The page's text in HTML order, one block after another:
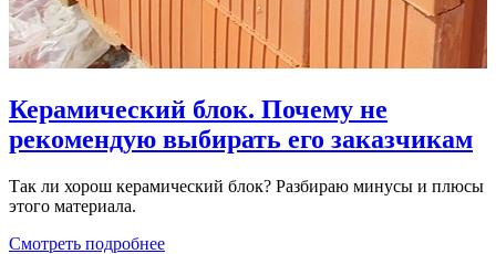
Керамический блок. Почему не
рекомендую выбирать его заказчикам
Так ли хорош керамический блок? Разбираю минусы и плюсы
этого материала.
Смотреть подробнее